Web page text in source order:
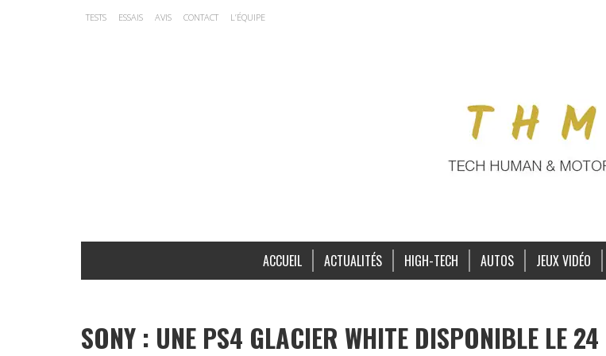
TESTS ESSAIS AVIS CONTACT L’ÉQUIPE
ACCUEIL ACTUALITÉS HIGH-TECH AUTOS JEUX VIDÉO
SONY : UNE PS4 GLACIER WHITE DISPONIBLE LE 24